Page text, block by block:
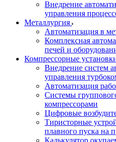
Внедрение
управления
Металлургия
Автоматизация в
Комплексная
печей и
Компрессорные
Внедрение систем
управления
Автоматизация
Системы
компрессорами
Цифровые
Тиристорные
плавного пуска на
Калькулятор